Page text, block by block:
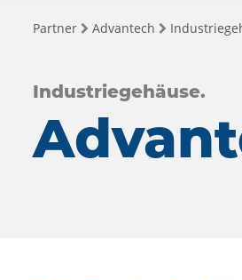
Partner Advantech
Industriegehäuse.